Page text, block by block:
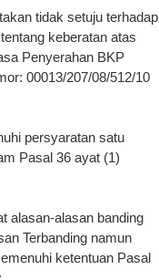
tidak setuju terhadap
keberatan atas
Penyerahan BKP
00013/207/08/512/10
persyaratan satu
Pasal 36 ayat (1)
alasan-alasan banding
Terbanding namun
ketentuan Pasal